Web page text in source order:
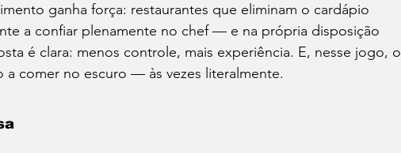
ganha força: restaurantes que eliminam o cardápio
a confiar plenamente no chef — e na própria disposição
é clara: menos controle, mais experiência. E, nesse jogo, o
a comer no escuro — às vezes literalmente.